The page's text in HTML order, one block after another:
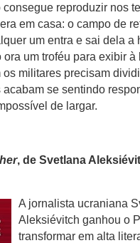
reproduzir nos
em casa: o campo de
um entra e sai dela a
um troféu para exibir à
militares precisam
se sentindo
de largar.
, de Svetlana
A jornalista ucraniana
Aleksiévitch ganhou o
transformar em alta